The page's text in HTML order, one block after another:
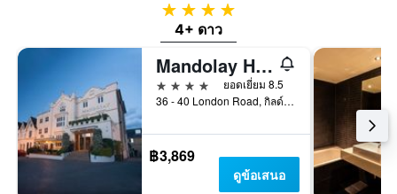
ผ่าน
4 ดาว
4+ ดาว
Mandolay Hotel Guildford
4 ดาว
ยอดเยี่ยม 8.5
36 - 40 London Road, กิลด์ฟอร์ด, สหราชอาณาจักร
฿3,869
ดูข้อเสนอ